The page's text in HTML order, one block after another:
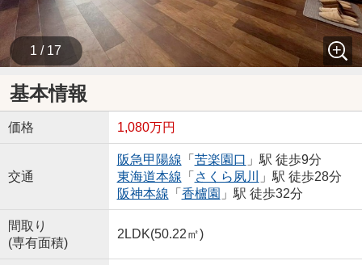
1 / 17
基本情報
価格 1,080万円
交通
阪急甲陽線 「 苦楽園口 」駅 徒歩9分
東海道本線 「 さくら夙川
」駅 徒歩28分
阪神本線 「 香櫨園 」駅 徒歩32分
間取り
(専有面積)
2LDK(50.22㎡)